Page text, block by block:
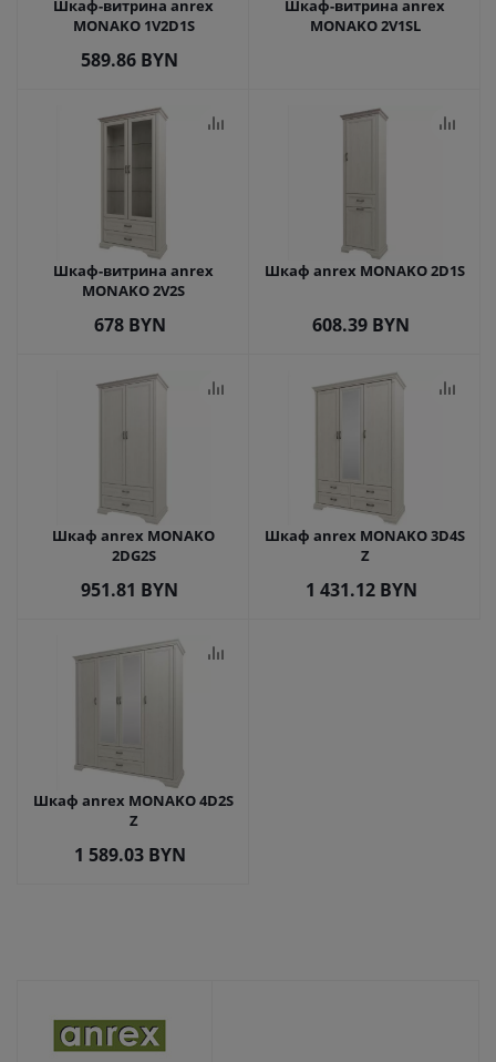
Шкаф-витрина anrex
MONAKO 1V2D1S
589.86 BYN
Шкаф-витрина anrex
MONAKO 2V1SL
Шкаф-витрина anrex
MONAKO 2V2S
678BYN
Шкаф anrex MONAKO 2D1S
608.39 BYN
Шкаф anrex MONAKO
2DG2S
951.81 BYN
Шкаф anrex MONAKO 3D4S
Z
1 431.12BYN
Шкаф anrex MONAKO 4D2S
Z
1 589.03BYN